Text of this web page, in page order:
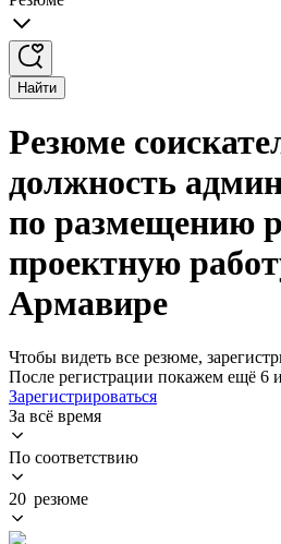
Найти
Резюме
должность
по размещению
проектную
Армавире
Чтобы видеть все резюме,
После регистрации покажем ещё 6
Зарегистрироваться
За всё время
По соответствию
20 резюме